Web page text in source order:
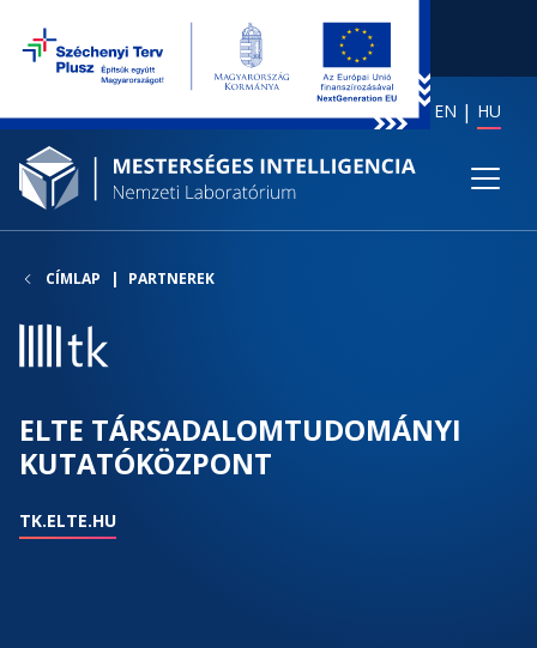
EN HU
CÍMLAP PARTNEREK
ELTE TÁRSADALOMTUDOMÁNYI
KUTATÓKÖZPONT
TK.ELTE.HU